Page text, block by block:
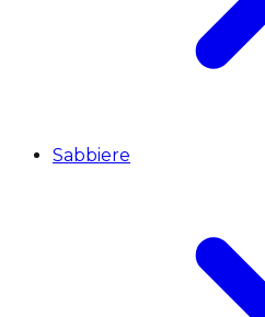
Sabbiere